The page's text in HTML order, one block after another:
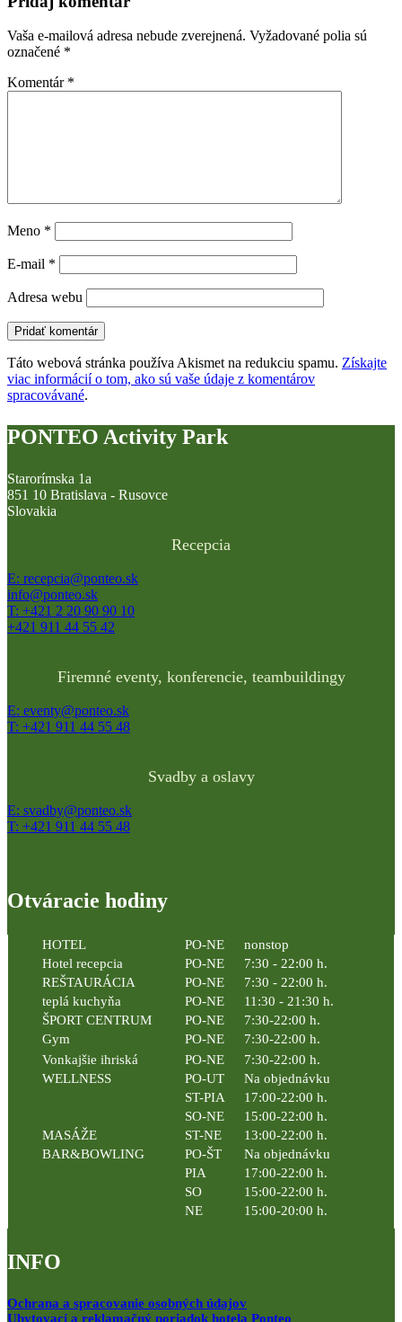
Vaša e-mailová adresa nebude zverejnená. Vyžadované polia sú
označené *
Komentár *
Meno *
E-mail *
Adresa webu
Táto webová stránka používa Akismet na redukciu spamu. Získajte
viac informácií o tom, ako sú vaše údaje z komentárov
spracovávané.
PONTEO Activity Park
Starorímska 1a
851 10 Bratislava - Rusovce
Slovakia
Recepcia
E: recepcia@ponteo.sk
info@ponteo.sk
T: +421 2 20 90 90 10
+421 911 44 55 42
Firemné eventy, konferencie, teambuildingy
E: eventy@ponteo.sk
T: +421 911 44 55 48
Svadby a oslavy
E: svadby@ponteo.sk
T: +421 911 44 55 48
Otváracie hodiny
HOTEL PO-NE
nonstop
Hotel recepcia
PO-NE
7:30 - 22:00 h.
REŠTAURÁCIA
PO-NE
7:30 - 22:00 h.
teplá kuchyňa
PO-NE
11:30 - 21:30 h.
ŠPORT CENTRUM
PO-NE
7:30-22:00 h.
Gym
PO-NE
7:30-22:00 h.
Vonkajšie ihriská
PO-NE
7:30-22:00 h.
WELLNESS
PO-UT
Na objednávku
ST-PIA
17:00-22:00 h.
SO-NE
15:00-22:00 h.
MASÁŽE
ST-NE
13:00-22:00 h.
BAR&BOWLING
PO-ŠT
Na objednávku
PIA
17:00-22:00 h.
SO
15:00-22:00 h.
NE
15:00-20:00 h.
INFO
Ochrana a spracovanie osobných údajov
Ubytovací a reklamačný poriadok hotela Ponteo